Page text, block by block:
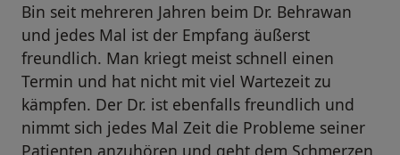
Bin seit mehreren Jahren beim Dr. Behrawan
und jedes Mal ist der Empfang äußerst
freundlich. Man kriegt meist schnell einen
Termin und hat nicht mit viel Wartezeit zu
kämpfen. Der Dr. ist ebenfalls freundlich und
nimmt sich jedes Mal Zeit die Probleme seiner